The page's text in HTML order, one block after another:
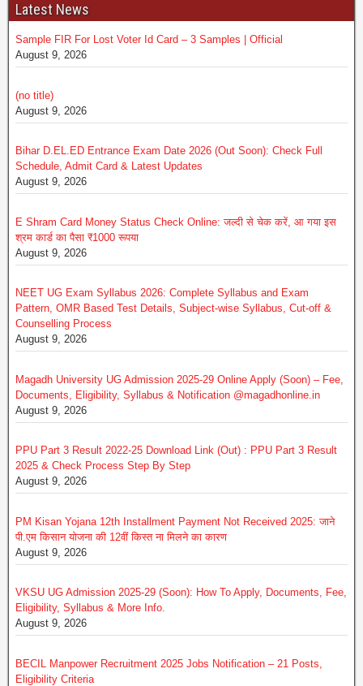
Latest News
Sample FIR For Lost Voter Id Card – 3 Samples | Official
August 9, 2026
(no title)
August 9, 2026
Bihar D.EL.ED Entrance Exam Date 2026 (Out Soon): Check Full
Schedule, Admit Card & Latest Updates
August 9, 2026
E Shram Card Money Status Check Online: जल्दी से चेक करें, आ गया इस
श्रम कार्ड का पैसा ₹1000 रूपया
August 9, 2026
NEET UG Exam Syllabus 2026: Complete Syllabus and Exam
Pattern, OMR Based Test Details, Subject-wise Syllabus, Cut-off &
Counselling Process
August 9, 2026
Magadh University UG Admission 2025-29 Online Apply (Soon) – Fee,
Documents, Eligibility, Syllabus & Notification @magadhonline.in
August 9, 2026
PPU Part 3 Result 2022-25 Download Link (Out) : PPU Part 3 Result
2025 & Check Process Step By Step
August 9, 2026
PM Kisan Yojana 12th Installment Payment Not Received 2025: जाने
पी.एम किसान योजना की 12वीं किस्त ना मिलने का कारण
August 9, 2026
VKSU UG Admission 2025-29 (Soon): How To Apply, Documents, Fee,
Eligibility, Syllabus & More Info.
August 9, 2026
BECIL Manpower Recruitment 2025 Jobs Notification – 21 Posts,
Eligibility Criteria